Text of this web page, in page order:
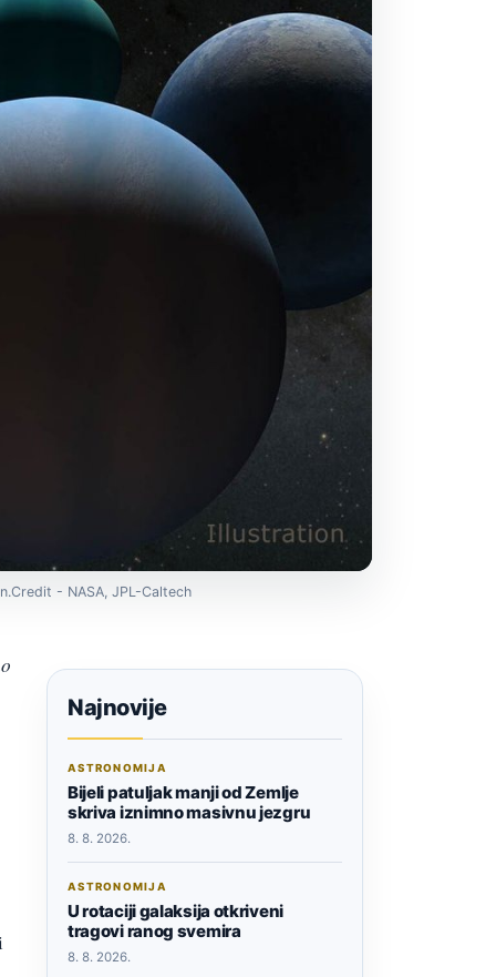
- NASA, JPL-Caltech
Najnovije
ASTRONOMIJA
Bijeli patuljak manji od Zemlje
skriva iznimno masivnu jezgru
8. 8. 2026.
ASTRONOMIJA
U rotaciji galaksija otkriveni
tragovi ranog svemira
8. 8. 2026.